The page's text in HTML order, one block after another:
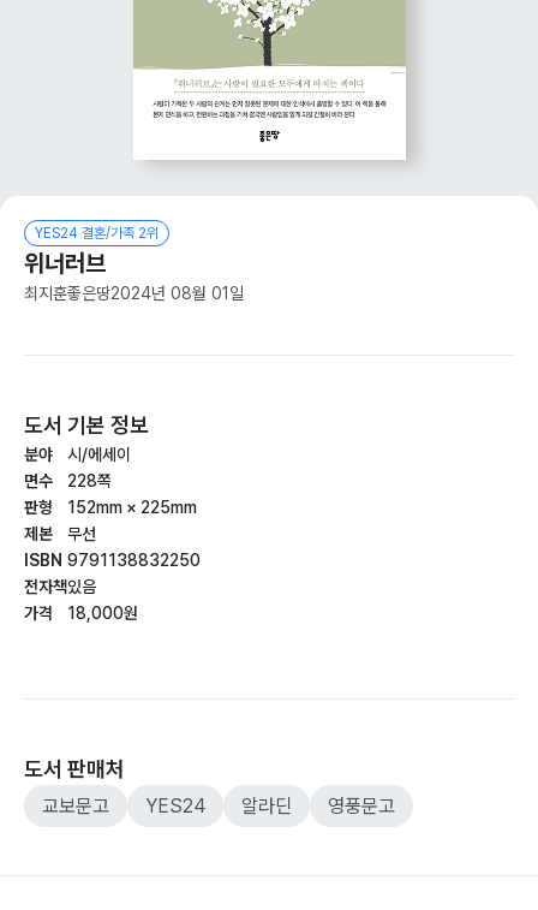
YES24 결혼/가족 2위
위너러브
최지훈좋은땅2024년 08월 01일
도서 기본 정보
분야
면수
판형
제본
ISBN
전자책
가격
시/에세이
228쪽
152mm × 225mm
무선
9791138832250
있음
18,000원
도서 판매처
교보문고 YES24 알라딘 영풍문고